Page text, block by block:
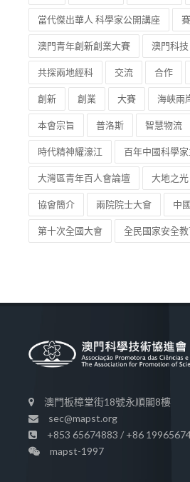
當代傑出華人 科學家公開講座
澳門青年創新創業大賽 澳門科技
共探兩地經科 交流 合作
創新 創業 大賽 海峽兩
本會宗旨 普洛斯 智慧物流
時代精神耀濠江 百年中國科學
大灣區青年百人會論壇 大地之光
協會簡介 兩院院士大會 中
第十次全國大會 全民國家安全
澳門板樟堂街18號永順閣8樓
sec@mapst.org
+853 65674883 / +86
mapst-1997